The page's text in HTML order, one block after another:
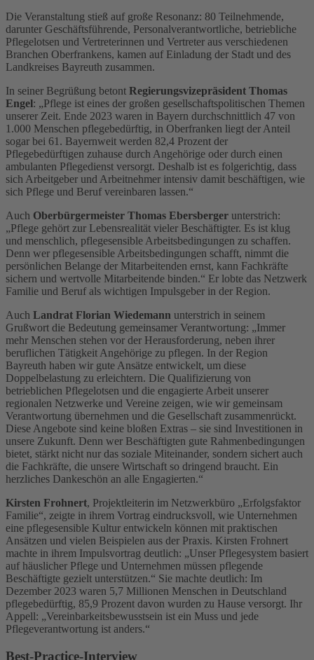
Die Veranstaltung stieß auf große Resonanz: 80 Teilnehmende,
darunter Geschäftsführende, Personalverantwortliche, betriebliche
Pflegelotsen und Vertreterinnen und Vertreter aus verschiedenen
Branchen Oberfrankens, kamen auf Einladung der Stadt und des
Landkreises Bayreuth zusammen.
In seiner Begrüßung betont Regierungsvizepräsident Thomas
Engel: „Pflege ist eines der großen gesellschaftspolitischen Themen
unserer Zeit. Ende 2023 waren in Bayern durchschnittlich 47 von
1.000 Menschen pflegebedürftig, in Oberfranken liegt der Anteil
sogar bei 61. Bayernweit werden 82,4 Prozent der
Pflegebedürftigen zuhause durch Angehörige oder durch einen
ambulanten Pflegedienst versorgt. Deshalb ist es folgerichtig, dass
sich Arbeitgeber und Arbeitnehmer intensiv damit beschäftigen, wie
sich Pflege und Beruf vereinbaren lassen.“
Auch Oberbürgermeister Thomas Ebersberger unterstrich:
„Pflege gehört zur Lebensrealität vieler Beschäftigter. Es ist klug
und menschlich, pflegesensible Arbeitsbedingungen zu schaffen.
Denn wer pflegesensible Arbeitsbedingungen schafft, nimmt die
persönlichen Belange der Mitarbeitenden ernst, kann Fachkräfte
sichern und wertvolle Mitarbeitende binden.“ Er lobte das Netzwerk
Familie und Beruf als wichtigen Impulsgeber in der Region.
Auch Landrat Florian Wiedemann unterstrich in seinem
Grußwort die Bedeutung gemeinsamer Verantwortung: „Immer
mehr Menschen stehen vor der Herausforderung, neben ihrer
beruflichen Tätigkeit Angehörige zu pflegen. In der Region
Bayreuth haben wir gute Ansätze entwickelt, um diese
Doppelbelastung zu erleichtern. Die Qualifizierung von
betrieblichen Pflegelotsen und die engagierte Arbeit unserer
regionalen Netzwerke und Vereine zeigen, wie wir gemeinsam
Verantwortung übernehmen und die Gesellschaft zusammenrückt.
Diese Angebote sind keine bloßen Extras – sie sind Investitionen in
unsere Zukunft. Denn wer Beschäftigten gute Rahmenbedingungen
bietet, stärkt nicht nur das soziale Miteinander, sondern sichert auch
die Fachkräfte, die unsere Wirtschaft so dringend braucht. Ein
herzliches Dankeschön an alle Engagierten.“
Kirsten Frohnert, Projektleiterin im Netzwerkbüro „Erfolgsfaktor
Familie“, zeigte in ihrem Vortrag eindrucksvoll, wie Unternehmen
eine pflegesensible Kultur entwickeln können mit praktischen
Ansätzen und vielen Beispielen aus der Praxis. Kirsten Frohnert
machte in ihrem Impulsvortrag deutlich: „Unser Pflegesystem basiert
auf häuslicher Pflege und Unternehmen müssen pflegende
Beschäftigte gezielt unterstützen.“ Sie machte deutlich: Im
Dezember 2023 waren 5,7 Millionen Menschen in Deutschland
pflegebedürftig, 85,9 Prozent davon wurden zu Hause versorgt. Ihr
Appell: „Vereinbarkeitsbewusstsein ist ein Muss und jede
Pflegeverantwortung ist anders.“
Best-Practice-Interview